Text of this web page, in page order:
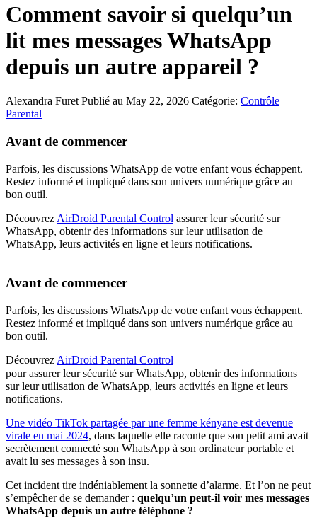
Comment savoir si quelqu’un
lit mes messages WhatsApp
depuis un autre appareil ?
Alexandra Furet Publié au May 22, 2026 Catégorie: Contrôle
Parental
Avant de commencer
Parfois, les discussions WhatsApp de votre enfant vous échappent.
Restez informé et impliqué dans son univers numérique grâce au
bon outil.
Découvrez AirDroid Parental Control assurer leur sécurité sur
WhatsApp, obtenir des informations sur leur utilisation de
WhatsApp, leurs activités en ligne et leurs notifications.
Avant de commencer
Parfois, les discussions WhatsApp de votre enfant vous échappent.
Restez informé et impliqué dans son univers numérique grâce au
bon outil.
Découvrez AirDroid Parental Control
pour assurer leur sécurité sur WhatsApp, obtenir des informations
sur leur utilisation de WhatsApp, leurs activités en ligne et leurs
notifications.
Une vidéo TikTok partagée par une femme kényane est devenue
virale en mai 2024, dans laquelle elle raconte que son petit ami avait
secrètement connecté son WhatsApp à son ordinateur portable et
avait lu ses messages à son insu.
Cet incident tire indéniablement la sonnette d’alarme. Et l’on ne peut
s’empêcher de se demander : quelqu’un peut-il voir mes messages
WhatsApp depuis un autre téléphone ?